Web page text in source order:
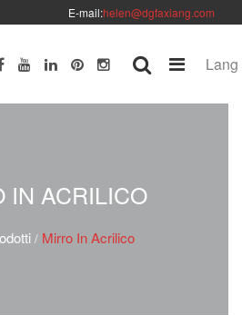
E-mail:helen@dgfaxiang.com
Lang
IN ACRILICO
/ Mirro In Acrilico